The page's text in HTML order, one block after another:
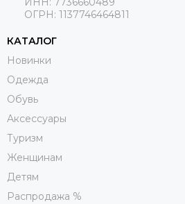
ОГРН: 1137746464811
КАТАЛОГ
Новинки
Одежда
Обувь
Aксессуары
Туризм
Женщинам
Детям
Распродажа %